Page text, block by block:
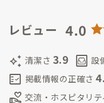
レビュー 4.0
auto_awesome 清潔さ 3.9 living 設
fact_check 掲載情報の正確さ
volunteer_activism 交流・ホスピタリテ